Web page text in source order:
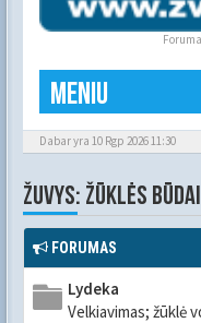
Meniu
Dabar yra 10 Rgp 2026 11:30
ŽUVYS: ŽŪKLĖS
FORUMAS
Lydeka
Velkiavimas; žūklė